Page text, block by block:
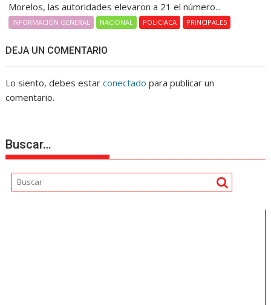
Morelos, las autoridades elevaron a 21 el número...
INFORMACIÓN GENERAL NACIONAL POLICIACA PRINCIPALES
DEJA UN COMENTARIO
Lo siento, debes estarconectado para publicar un
comentario.
Buscar…